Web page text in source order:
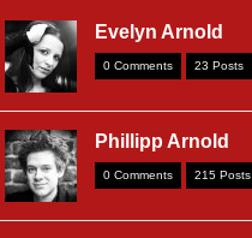
Evelyn Arnold
0 Comments 23 Posts
Phillipp Arnold
0 Comments 215 Posts